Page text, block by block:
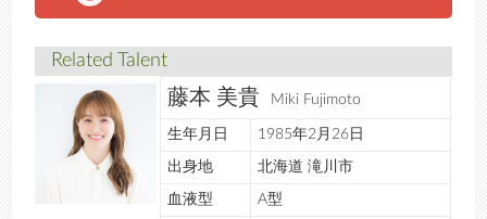
Related Talent
藤本 美貴 Miki Fujimoto
生年月日 1985年2月26日
出身地 北海道 滝川市
血液型 A型